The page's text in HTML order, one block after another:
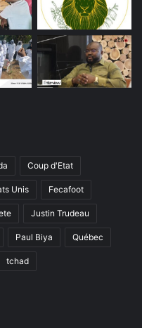
Coup d'Etat
Unis Fecafoot
Justin Trudeau
Paul Biya Québec
tchad